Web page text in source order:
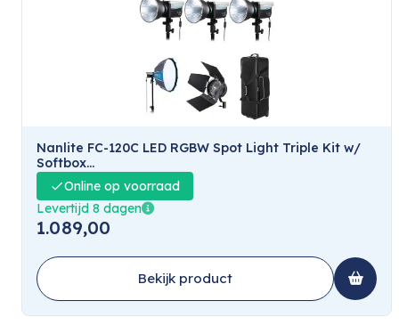
Nanlite FC-120C LED RGBW Spot Light Triple Kit w/
Softbox...
Online op voorraad
Levertijd 8 dagen
1.089,00
Bekijk product